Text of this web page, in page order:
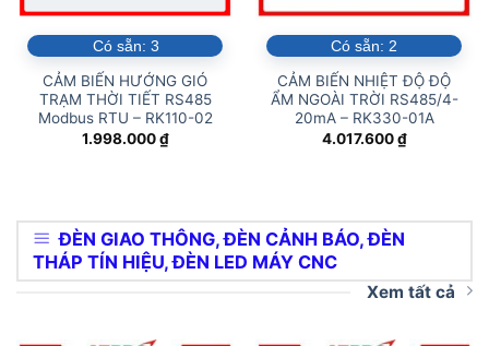
Có sẵn: 3
CẢM BIẾN HƯỚNG GIÓ
TRẠM THỜI TIẾT RS485
Modbus RTU – RK110-02
1.998.000₫
Có sẵn: 2
CẢM BIẾN NHIỆT ĐỘ ĐỘ
ẨM NGOÀI TRỜI RS485/4-
20mA – RK330-01A
4.017.600₫
ĐÈN GIAO THÔNG, ĐÈN CẢNH BÁO, ĐÈN
THÁP TÍN HIỆU, ĐÈN LED MÁY CNC
Xem tất cả